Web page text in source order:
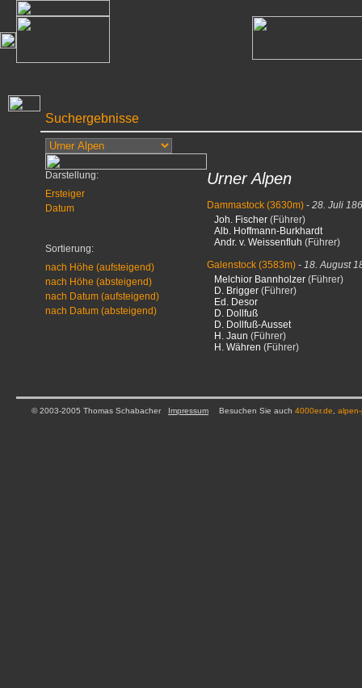
Suchergebnisse
Darstellung:
Ersteiger
Datum
Sortierung:
nach Höhe (aufsteigend)
nach Höhe (absteigend)
nach Datum (aufsteigend)
nach Datum (absteigend)
Urner Alpen
Dammastock (3630m) - 28. Juli
Joh. Fischer (Führer)
Alb. Hoffmann-Burkhardt
Andr. v. Weissenfluh (Führer)
Galenstock (3583m) - 18. August
Melchior Bannholzer (Führer)
D. Brigger (Führer)
Ed. Desor
D. Dollfuß
D. Dollfuß-Ausset
H. Jaun (Führer)
H. Währen (Führer)
© 2003-2005 Thomas Schabacher Impressum Besuchen Sie auch 4000er.de